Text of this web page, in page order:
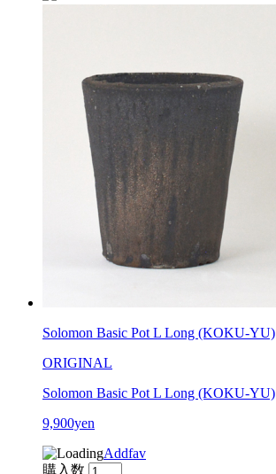
Solomon Basic Pot L Long (KOKU-YU)
ORIGINAL
Solomon Basic Pot L Long (KOKU-YU)
9,900yen
Addfav
購入数